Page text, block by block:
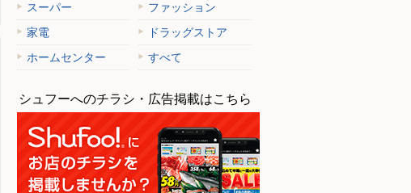
スーパー
ファッション
家電
ドラッグストア
ホームセンター
すべて
シュフーへのチラシ・広告掲載はこちら